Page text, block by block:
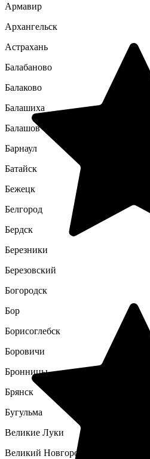
Армавир
Архангельск
Астрахань
Балабаново
Балаково
Балашиха
Балашов
Барнаул
Батайск
Бежецк
Белгород
Бердск
Березники
Березовский
Богородск
Бор
Борисоглебск
Боровичи
Бронницы
Брянск
Бугульма
Великие Луки
Великий Новгород